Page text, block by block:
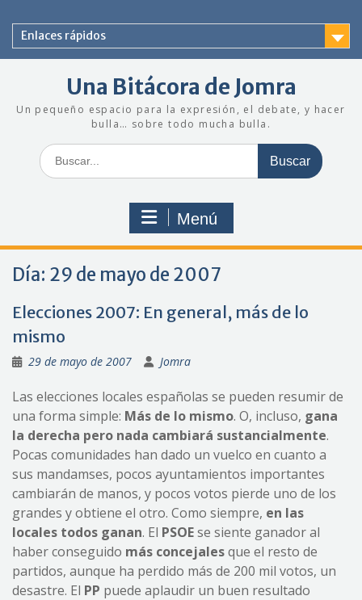
contenido
Enlaces rápidos
Una Bitácora de Jomra
Un pequeño espacio para la expresión, el debate, y hacer
bulla… sobre todo mucha bulla.
Buscar:
Menú
Día: 29 de mayo de 2007
Elecciones 2007: En general, más de lo
mismo
29 de mayo de 2007 Jomra
Las elecciones locales españolas se pueden resumir de
una forma simple: Más de lo mismo. O, incluso, gana
la derecha pero nada cambiará sustancialmente.
Pocas comunidades han dado un vuelco en cuanto a
sus mandamses, pocos ayuntamientos importantes
cambiarán de manos, y pocos votos pierde uno de los
grandes y obtiene el otro. Como siempre, en las
locales todos ganan. El PSOEse siente ganador al
haber conseguido más concejalesque el resto de
partidos, aunque ha perdido más de 200 mil votos, un
desastre. El PP puede aplaudir un buen resultado